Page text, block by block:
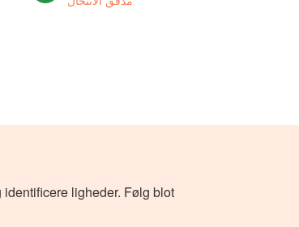
ligheder. Følg blot